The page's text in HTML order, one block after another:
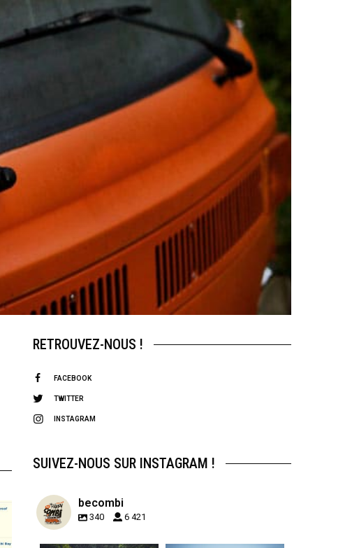
RETROUVEZ-NOUS !
FACEBOOK
TWITTER
INSTAGRAM
SUIVEZ-NOUS SUR INSTAGRAM !
becombi
340 6 421